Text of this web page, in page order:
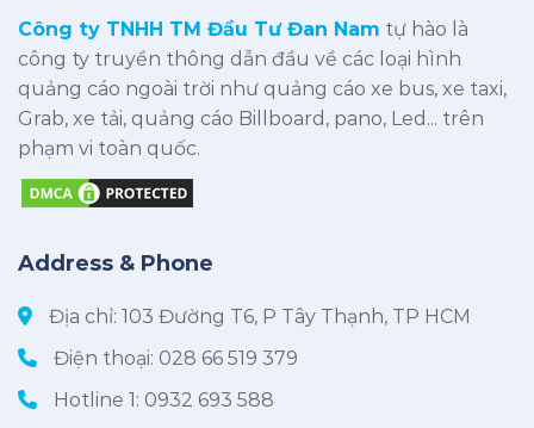
Công ty TNHH TM Đầu Tư Đan Nam tự hào là
công ty truyền thông dẫn đầu về các loại hình
quảng cáo ngoài trời như quảng cáo xe bus, xe taxi,
Grab, xe tải, quảng cáo Billboard, pano, Led... trên
phạm vi toàn quốc.
Address & Phone
Địa chỉ: 103 Đường T6, P Tây Thạnh, TP HCM
Điện thoại: 028 66 519 379
Hotline 1: 0932 693 588